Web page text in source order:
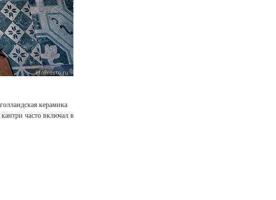
керамика
часто включал в